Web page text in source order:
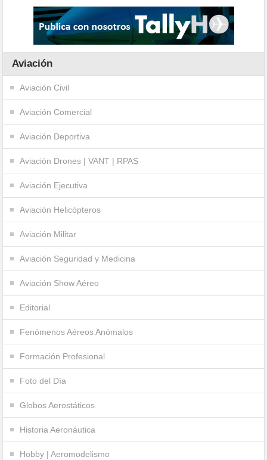
Aviación
Aviación Civil
Aviación Comercial
Aviación Deportiva
Aviación Drones | VANT | RPAS
Aviación Ejecutiva
Aviación Helicópteros
Aviación Militar
Aviación Seguridad y Medicina
Aviación Show Aéreo
Editorial
Fenómenos Aéreos Anómalos
Formación Profesional
Foto del Día
Globos Aerostáticos
Historia Aeronáutica
Hobby | Aeromodelismo